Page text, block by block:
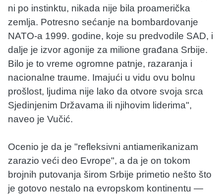
ni po instinktu, nikada nije bila proamerička
zemlja. Potresno sećanje na bombardovanje
NATO-a 1999. godine, koje su predvodile SAD, i
dalje je izvor agonije za milione građana Srbije.
Bilo je to vreme ogromne patnje, razaranja i
nacionalne traume. Imajući u vidu ovu bolnu
prošlost, ljudima nije lako da otvore svoja srca
Sjedinjenim Državama ili njihovim liderima",
naveo je Vučić.
Ocenio je da je "refleksivni antiamerikanizam
zarazio veći deo Evrope", a da je on tokom
brojnih putovanja širom Srbije primetio nešto što
je gotovo nestalo na evropskom kontinentu —